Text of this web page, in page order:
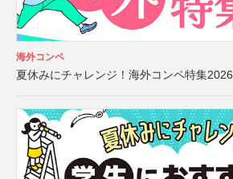
海外コンペ
夏休みにチャレンジ！海外コンペ特集2026